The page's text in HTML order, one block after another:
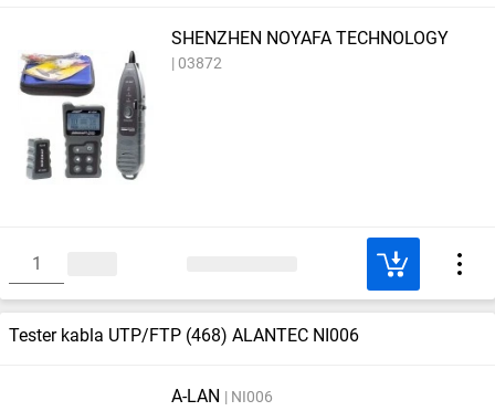
SHENZHEN NOYAFA TECHNOLOGY
03872
Tester kabla UTP/FTP (468) ALANTEC NI006
A-LAN NI006